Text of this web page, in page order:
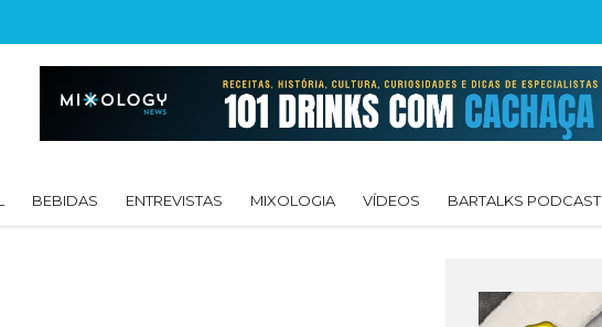
BEBIDAS ENTREVISTAS MIXOLOGIA VÍDEOS BARTALKS PODCAST